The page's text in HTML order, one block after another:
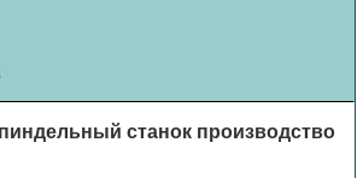
станок производство